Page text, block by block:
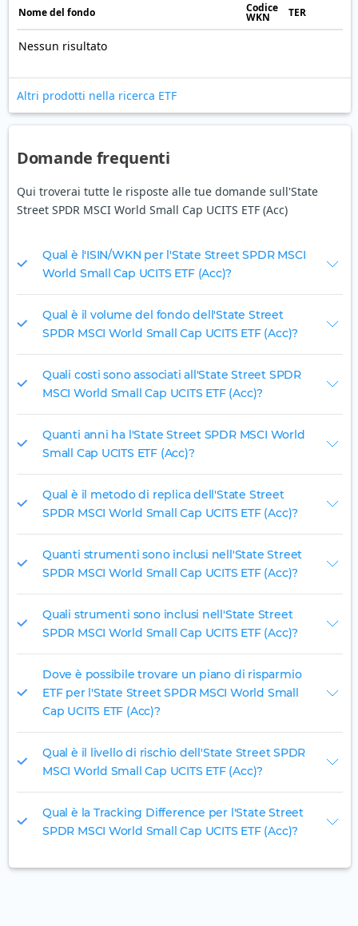
Nome del fondo Codice
WKN TER
Nessun risultato
Altri prodotti nella ricerca ETF
Domande frequenti
Qui troverai tutte le risposte alle tue domande sull'State
Street SPDR MSCI World Small Cap UCITS ETF (Acc)
Qual è l'ISIN/WKN per l'State Street SPDR MSCI
World Small Cap UCITS ETF (Acc)?
Qual è il volume del fondo dell'State Street
SPDR MSCI World Small Cap UCITS ETF (Acc)?
Quali costi sono associati all'State Street SPDR
MSCI World Small Cap UCITS ETF (Acc)?
Quanti anni ha l'State Street SPDR MSCI World
Small Cap UCITS ETF (Acc)?
Qual è il metodo di replica dell'State Street
SPDR MSCI World Small Cap UCITS ETF (Acc)?
Quanti strumenti sono inclusi nell'State Street
SPDR MSCI World Small Cap UCITS ETF (Acc)?
Quali strumenti sono inclusi nell'State Street
SPDR MSCI World Small Cap UCITS ETF (Acc)?
Dove è possibile trovare un piano di risparmio
ETF per l'State Street SPDR MSCI World Small
Cap UCITS ETF (Acc)?
Qual è il livello di rischio dell'State Street SPDR
MSCI World Small Cap UCITS ETF (Acc)?
Qual è la Tracking Difference per l'State Street
SPDR MSCI World Small Cap UCITS ETF (Acc)?